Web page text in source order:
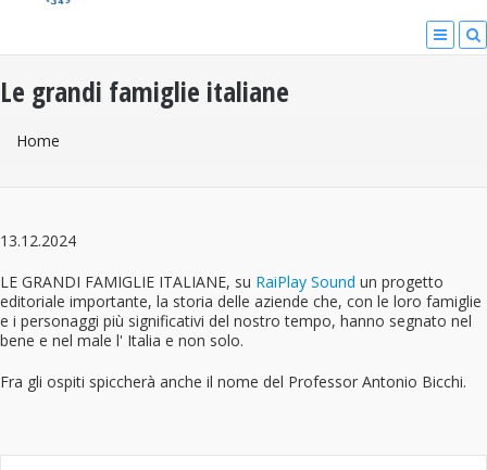
Le grandi famiglie italiane
You Are Here
Home
13.12.2024
LE GRANDI FAMIGLIE ITALIANE, su RaiPlay Sound un progetto
editoriale importante, la storia delle aziende che, con le loro famiglie
e i personaggi più significativi del nostro tempo, hanno segnato nel
bene e nel male l' Italia e non solo.
Fra gli ospiti spiccherà anche il nome del Professor Antonio Bicchi.